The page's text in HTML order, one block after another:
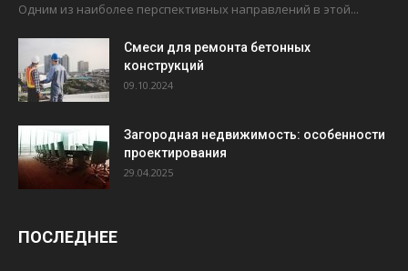
Одним из наиболее перспективных направлений в этой...
Смеси для ремонта бетонных
конструкций
09.10.2024
Загородная недвижимость: особенности
проектирования
29.04.2025
ПОСЛЕДНЕЕ